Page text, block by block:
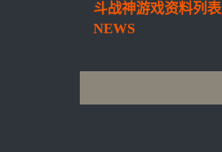
斗战神游戏资料列表
NEWS